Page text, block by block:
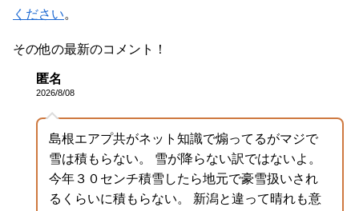
ください。
その他の最新のコメント！
匿名
2026/8/08
島根エアプ共がネット知識で煽ってるがマジで
雪は積もらない。 雪が降らない訳ではないよ。
今年３０センチ積雪したら地元で豪雪扱いされ
るくらいに積もらない。 新潟と違って晴れも意